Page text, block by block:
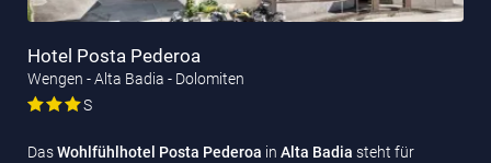
Hotel Posta Pederoa
Wengen - Alta Badia - Dolomiten
S
DasWohlfühlhotel Posta Pederoa in Alta Badia steht für